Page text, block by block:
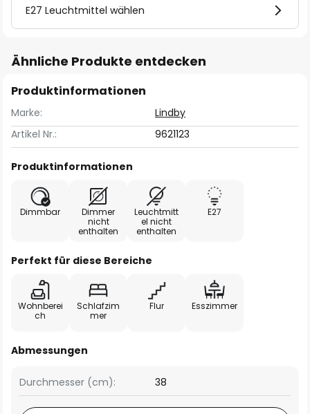
E27 Leuchtmittel wählen
Ähnliche Produkte entdecken
Produktinformationen
Marke:
Lindby
Artikel Nr.:
9621123
Produktinformationen
Dimmbar
Dimmer
nicht
enthalten
Leuchtmitt
el nicht
enthalten
E27
Perfekt für diese Bereiche
Wohnberei
ch
Schlafzim
mer
Flur Esszimmer
Abmessungen
Durchmesser (cm): 38